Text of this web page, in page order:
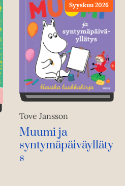
Syyskuu 2026
Tove Jansson
Muumi ja
syntymäpäiväylläty
s